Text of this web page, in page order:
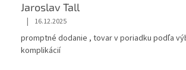
Jaroslav Tall
| 16.12.2025
promptné dodanie , tovar v poriadku podľa
komplikácií